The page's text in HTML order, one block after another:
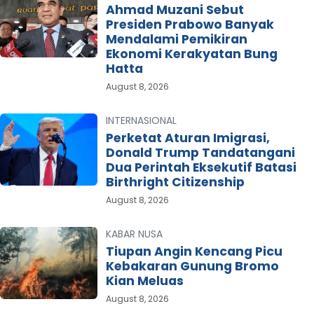
Ahmad Muzani Sebut
Presiden Prabowo Banyak
Mendalami Pemikiran
Ekonomi Kerakyatan Bung
Hatta
August 8, 2026
INTERNASIONAL
Perketat Aturan Imigrasi,
Donald Trump Tandatangani
Dua Perintah Eksekutif Batasi
Birthright Citizenship
August 8, 2026
KABAR NUSA
Tiupan Angin Kencang Picu
Kebakaran Gunung Bromo
Kian Meluas
August 8, 2026